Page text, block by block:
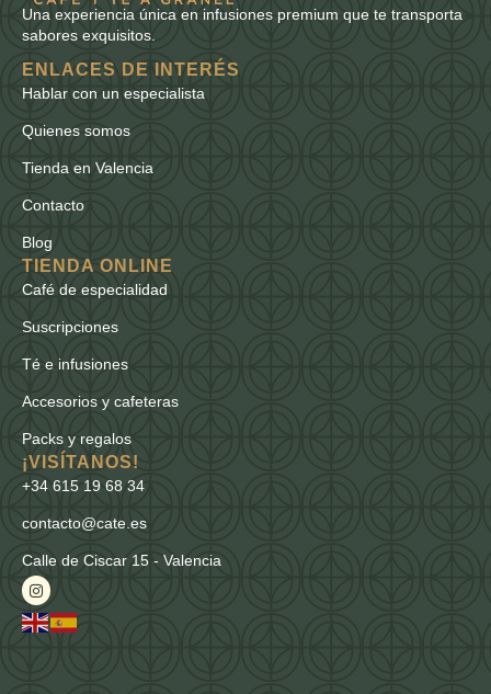
Una experiencia única en infusiones premium que te transporta
sabores exquisitos.
ENLACES DE INTERÉS
Hablar con un especialista
Quienes somos
Tienda en Valencia
Contacto
Blog
TIENDA ONLINE
Café de especialidad
Suscripciones
Té e infusiones
Accesorios y cafeteras
Packs y regalos
¡VISÍTANOS!
+34 615 19 68 34
contacto@cate.es
Calle de Ciscar 15 - Valencia